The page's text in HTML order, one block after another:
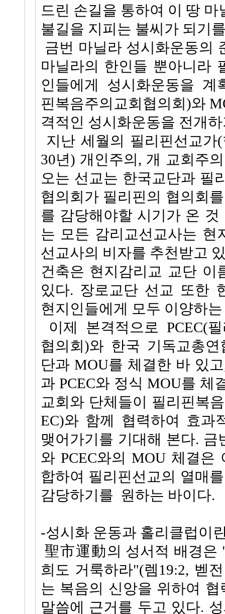
드린 손길을 통하여 이 땅 마
불길을 지피는 불씨가 되기
금번 마닐라 성시화운동의
마닐라의 한인들 뿐아니라
인들에게 성시화운동을 계
핀복음주의교회협의회)와
격적인 성시화운동을 전개
지난 세월의 필리핀선교가
30년) 개인주의, 개 교회주
오는 선교는 한국교단과 필
협의회가 필리핀의 협의회
를 감당해야할 시기가 온
는 모든 감리교선교사는 현
선교사의 비자를 추천받고
건축은 현지감리교 교단 이
있다. 장로교단 선교 또한
현지인들에게 모두 이양하
이제 본격적으로 PCEC(
협의회)와 한국 기독교총
단과 MOU를 체결한 바 있
과 PCEC와 정식 MOU를 체
교회와 단체들이 필리핀복
EC)와 함께 협력하여 효과
맺어가기를 기대해 본다. 금
와 PCEC와의 MOU 체결은
합하여 필리핀선교의 열매
감당하기를 원하는 바이다.
-성시화 운동과 홀리클럽이
聖市運動의 성서적 배경은
희도 거룩하라"(렘19:2, 벧
는 복음의 신앙을 위하여 협
말씀에 근거를 두고 있다.